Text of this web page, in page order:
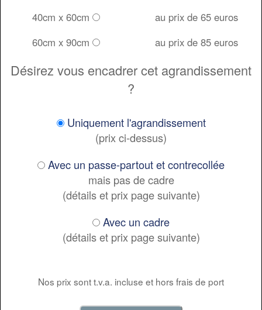
40cm x 60cm
au prix de 65 euros
60cm x 90cm
au prix de 85 euros
Désirez vous encadrer cet agrandissement
?
Uniquement l'agrandissement
(prix ci-dessus)
Avec un passe-partout et contrecollée
mais pas de cadre
(détails et prix page suivante)
Avec un cadre
(détails et prix page suivante)
Nos prix sont t.v.a. incluse et hors frais de port